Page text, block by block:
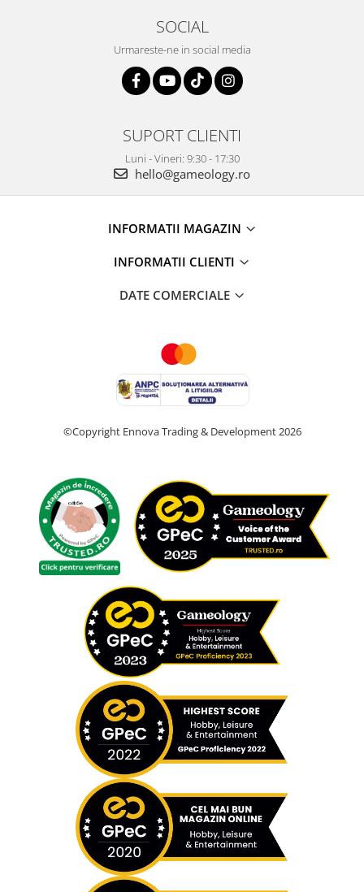
SOCIAL
Urmareste-ne in social media
SUPORT CLIENTI
Luni - Vineri: 9:30 - 17:30
hello@gameology.ro
INFORMATII MAGAZIN
INFORMATII CLIENTI
DATE COMERCIALE
©Copyright Ennova Trading & Development 2026